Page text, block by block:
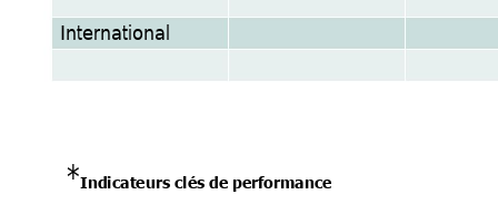
*Indicateurs clés de performance
International